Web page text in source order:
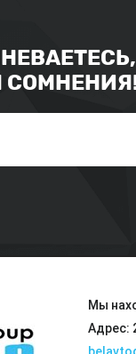
Мы
Адрес: